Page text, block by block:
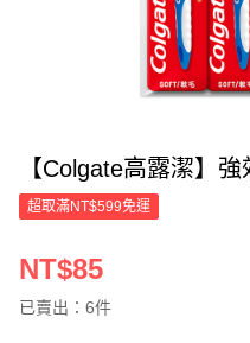
【Colgate高露潔】
超取滿NT$599免運
NT$85
已賣出：6件